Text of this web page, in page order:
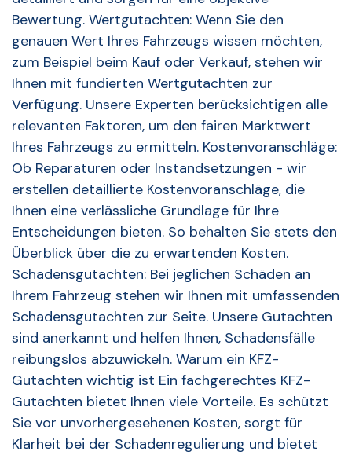
Bewertung. Wertgutachten: Wenn Sie den
genauen Wert Ihres Fahrzeugs wissen möchten,
zum Beispiel beim Kauf oder Verkauf, stehen wir
Ihnen mit fundierten Wertgutachten zur
Verfügung. Unsere Experten berücksichtigen alle
relevanten Faktoren, um den fairen Marktwert
Ihres Fahrzeugs zu ermitteln. Kostenvoranschläge:
Ob Reparaturen oder Instandsetzungen - wir
erstellen detaillierte Kostenvoranschläge, die
Ihnen eine verlässliche Grundlage für Ihre
Entscheidungen bieten. So behalten Sie stets den
Überblick über die zu erwartenden Kosten.
Schadensgutachten: Bei jeglichen Schäden an
Ihrem Fahrzeug stehen wir Ihnen mit umfassenden
Schadensgutachten zur Seite. Unsere Gutachten
sind anerkannt und helfen Ihnen, Schadensfälle
reibungslos abzuwickeln. Warum ein KFZ-
Gutachten wichtig ist Ein fachgerechtes KFZ-
Gutachten bietet Ihnen viele Vorteile. Es schützt
Sie vor unvorhergesehenen Kosten, sorgt für
Klarheit bei der Schadenregulierung und bietet